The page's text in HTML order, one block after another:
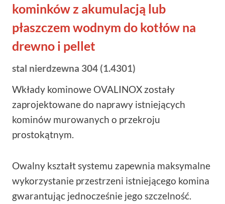
kominków z akumulacją lub
płaszczem wodnym do kotłów na
drewno i pellet
stal nierdzewna 304 (1.4301)
Wkłady kominowe OVALINOX zostały
zaprojektowane do naprawy istniejących
kominów murowanych o przekroju
prostokątnym.
Owalny kształt systemu zapewnia maksymalne
wykorzystanie przestrzeni istniejącego komina
gwarantując jednocześnie jego szczelność.